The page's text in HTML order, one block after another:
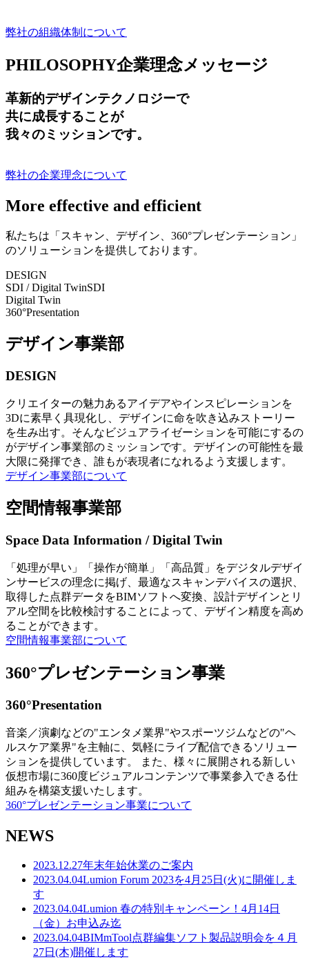
弊社の組織体制について
PHILOSOPHY企業理念メッセージ
革新的デザインテクノロジーで
共に成長することが
我々のミッションです。
弊社の企業理念について
More effective and efficient
私たちは「スキャン、デザイン、360°プレゼンテーション」
のソリューションを提供しております。
DESIGN
SDI / Digital TwinSDI
Digital Twin
360°Presentation
デザイン事業部
DESIGN
クリエイターの魅力あるアイデアやインスピレーションを
3Dに素早く具現化し、デザインに命を吹き込みストーリー
を生み出す。そんなビジュアライゼーションを可能にするの
がデザイン事業部のミッションです。デザインの可能性を最
大限に発揮でき、誰もが表現者になれるよう支援します。
デザイン事業部について
空間情報事業部
Space Data Information / Digital Twin
「処理が早い」「操作が簡単」「高品質」をデジタルデザイ
ンサービスの理念に掲げ、最適なスキャンデバイスの選択、
取得した点群データをBIMソフトへ変換、設計デザインとリ
アル空間を比較検討することによって、デザイン精度を高め
ることができます。
空間情報事業部について
360°プレゼンテーション事業
360°Presentation
音楽／演劇などの"エンタメ業界"やスポーツジムなどの"ヘ
ルスケア業界"を主軸に、気軽にライブ配信できるソリュー
ションを提供しています。 また、様々に展開される新しい
仮想市場に360度ビジュアルコンテンツで事業参入できる仕
組みを構築支援いたします。
360°プレゼンテーション事業について
NEWS
2023.12.27年末年始休業のご案内
2023.04.04Lumion Forum 2023を4月25日(火)に開催しま
す
2023.04.04Lumion 春の特別キャンペーン！4月14日
（金）お申込み迄
2023.04.04BIMmTool点群編集ソフト製品説明会を４月
27日(木)開催します